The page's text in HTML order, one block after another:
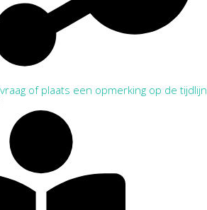
of plaats een opmerking op de tijdlijn